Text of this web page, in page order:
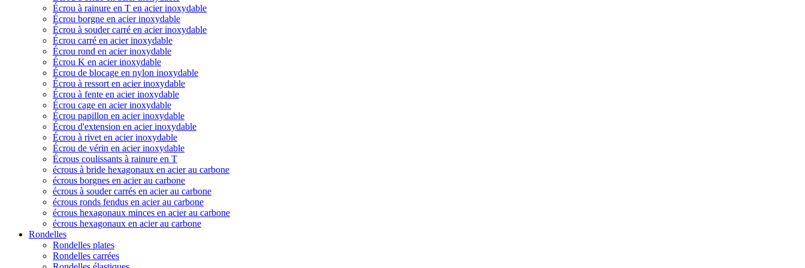
Écrou à rainure en T en acier inoxydable
Écrou borgne en acier inoxydable
Écrou à souder carré en acier inoxydable
Écrou carré en acier inoxydable
Écrou rond en acier inoxydable
Écrou K en acier inoxydable
Écrou de blocage en nylon inoxydable
Écrou à ressort en acier inoxydable
Écrou à fente en acier inoxydable
Écrou cage en acier inoxydable
Écrou papillon en acier inoxydable
Écrou d'extension en acier inoxydable
Écrou à rivet en acier inoxydable
Écrou de vérin en acier inoxydable
Écrous coulissants à rainure en T
écrous à bride hexagonaux en acier au carbone
écrous borgnes en acier au carbone
écrous à souder carrés en acier au carbone
écrous ronds fendus en acier au carbone
écrous hexagonaux minces en acier au carbone
écrous hexagonaux en acier au carbone
Rondelles
Rondelles plates
Rondelles carrées